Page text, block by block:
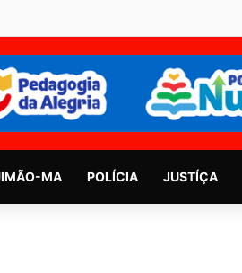
MA POLÍCIA JUSTÍÇA